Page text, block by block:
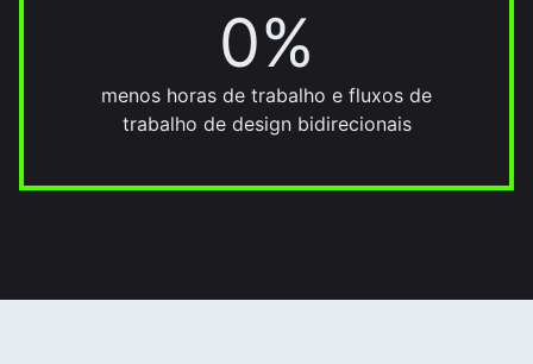
0%
22%
menos horas de trabalho e fluxos de
trabalho de design bidirecionais